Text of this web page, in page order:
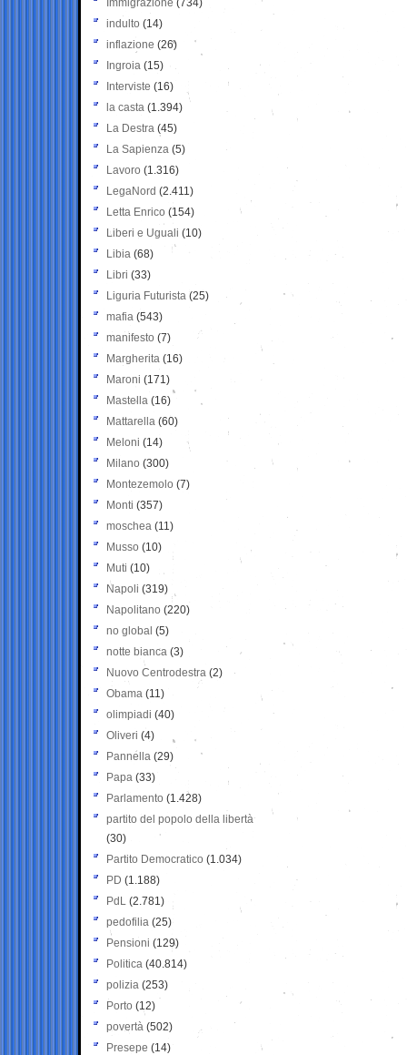
Immigrazione (734)
indulto (14)
inflazione (26)
Ingroia (15)
Interviste (16)
la casta (1.394)
La Destra (45)
La Sapienza (5)
Lavoro (1.316)
LegaNord (2.411)
Letta Enrico (154)
Liberi e Uguali (10)
Libia (68)
Libri (33)
Liguria Futurista (25)
mafia (543)
manifesto (7)
Margherita (16)
Maroni (171)
Mastella (16)
Mattarella (60)
Meloni (14)
Milano (300)
Montezemolo (7)
Monti (357)
moschea (11)
Musso (10)
Muti (10)
Napoli (319)
Napolitano (220)
no global (5)
notte bianca (3)
Nuovo Centrodestra (2)
Obama (11)
olimpiadi (40)
Oliveri (4)
Pannella (29)
Papa (33)
Parlamento (1.428)
partito del popolo della libertà
(30)
Partito Democratico (1.034)
PD (1.188)
PdL (2.781)
pedofilia (25)
Pensioni (129)
Politica (40.814)
polizia (253)
Porto (12)
povertà (502)
Presepe (14)